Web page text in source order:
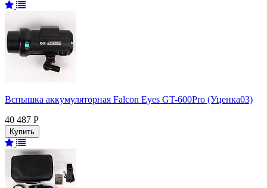
Вспышка аккумуляторная Falcon Eyes GT-600Pro (Уценка03)
40 487 Р